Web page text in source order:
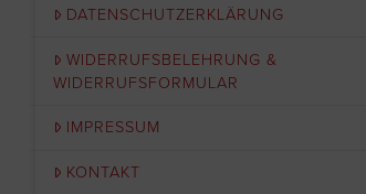
DATENSCHUTZERKLÄRUNG
WIDERRUFSBELEHRUNG &
WIDERRUFSFORMULAR
IMPRESSUM
KONTAKT